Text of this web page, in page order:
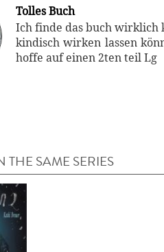
Tolles Buch
Ich finde das buch wirklich
kindisch wirken lassen
hoffe auf einen 2ten teil Lg
THE SAME SERIES